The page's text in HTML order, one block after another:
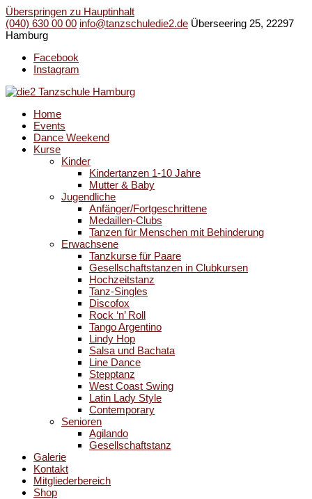
Überspringen zu Hauptinhalt
(040) 630 00 00 info@tanzschuledie2.de Überseering 25, 22297
Hamburg
Facebook
Instagram
Home
Events
Dance Weekend
Kurse
Kinder
Kindertanzen 1-10 Jahre
Mutter & Baby
Jugendliche
Anfänger/Fortgeschrittene
Medaillen-Clubs
Tanzen für Menschen mit Behinderung
Erwachsene
Tanzkurse für Paare
Gesellschaftstanzen in Clubkursen
Hochzeitstanz
Tanz-Singles
Discofox
Rock ‘n’ Roll
Tango Argentino
Lindy Hop
Salsa und Bachata
Line Dance
Stepptanz
West Coast Swing
Latin Lady Style
Contemporary
Senioren
Agilando
Gesellschaftstanz
Galerie
Kontakt
Mitgliederbereich
Shop